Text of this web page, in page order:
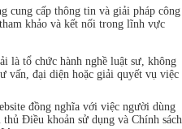
cung cấp thông tin và giải pháp công
khảo và kết nối trong lĩnh vực
là tổ chức hành nghề luật sư, không
vấn, đại diện hoặc giải quyết vụ việc
đồng nghĩa với việc người dùng
Điều khoản sử dụng và Chính sách